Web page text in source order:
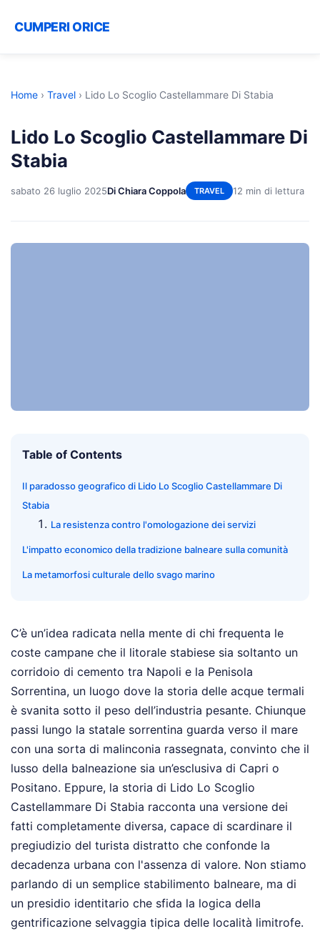
CUMPERI ORICE
Home › Travel › Lido Lo Scoglio Castellammare Di Stabia
Lido Lo Scoglio Castellammare Di
Stabia
sabato 26 luglio 2025Di Chiara Coppola TRAVEL 12 min di lettura
Table of Contents
Il paradosso geografico di Lido Lo Scoglio Castellammare Di
Stabia
La resistenza contro l'omologazione dei servizi
L'impatto economico della tradizione balneare sulla comunità
La metamorfosi culturale dello svago marino
C’è un’idea radicata nella mente di chi frequenta le
coste campane che il litorale stabiese sia soltanto un
corridoio di cemento tra Napoli e la Penisola
Sorrentina, un luogo dove la storia delle acque termali
è svanita sotto il peso dell’industria pesante. Chiunque
passi lungo la statale sorrentina guarda verso il mare
con una sorta di malinconia rassegnata, convinto che il
lusso della balneazione sia un’esclusiva di Capri o
Positano. Eppure, la storia di Lido Lo Scoglio
Castellammare Di Stabia racconta una versione dei
fatti completamente diversa, capace di scardinare il
pregiudizio del turista distratto che confonde la
decadenza urbana con l'assenza di valore. Non stiamo
parlando di un semplice stabilimento balneare, ma di
un presidio identitario che sfida la logica della
gentrificazione selvaggia tipica delle località limitrofe.